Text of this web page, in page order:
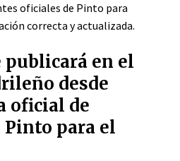
oficiales de Pinto para
correcta y actualizada.
publicará en el
desde
oficial de
para el